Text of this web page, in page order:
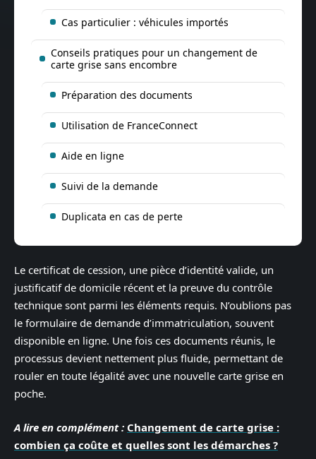
Cas particulier : véhicules importés
Conseils pratiques pour un changement de
carte grise sans encombre
Préparation des documents
Utilisation de FranceConnect
Aide en ligne
Suivi de la demande
Duplicata en cas de perte
Le certificat de cession, une pièce d’identité valide, un
justificatif de domicile récent et la preuve du contrôle
technique sont parmi les éléments requis. N’oublions pas
le formulaire de demande d’immatriculation, souvent
disponible en ligne. Une fois ces documents réunis, le
processus devient nettement plus fluide, permettant de
rouler en toute légalité avec une nouvelle carte grise en
poche.
A lire en complément : Changement de carte grise :
combien ça coûte et quelles sont les démarches ?